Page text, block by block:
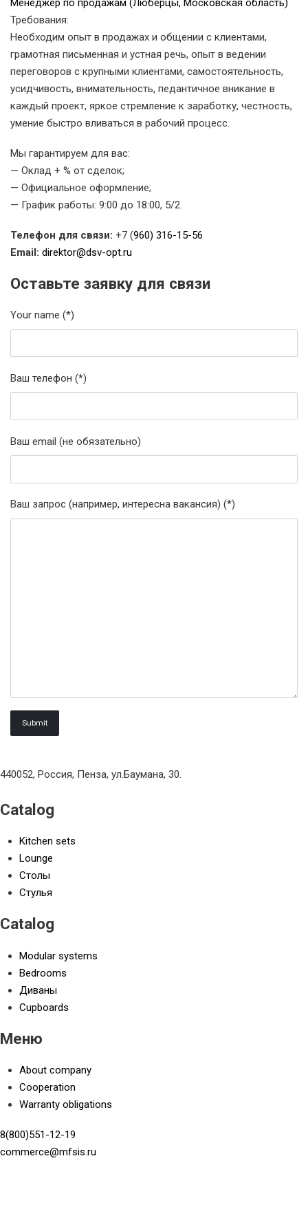
Менеджер по продажам (Люберцы, Московская область)
Требования:
Необходим опыт в продажах и общении с клиентами,
грамотная письменная и устная речь, опыт в ведении
переговоров с крупными клиентами, самостоятельность,
усидчивость, внимательность, педантичное вникание в
каждый проект, яркое стремление к заработку, честность,
умение быстро вливаться в рабочий процесс.
Мы гарантируем для вас:
— Оклад + % от сделок;
— Официальное оформление;
— График работы: 9:00 до 18:00, 5/2.
Телефон для связи: +7 (960) 316-15-56
Email: direktor@dsv-opt.ru
Оставьте заявку для связи
Your name (*)
Ваш телефон (*)
Ваш email (не обязательно)
Ваш запрос (например, интересна вакансия) (*)
440052, Россия, Пенза, ул.Баумана, 30.
Catalog
Kitchen sets
Lounge
Столы
Стулья
Catalog
Modular systems
Bedrooms
Диваны
Cupboards
Меню
About company
Cooperation
Warranty obligations
8(800)551-12-19
commerce@mfsis.ru